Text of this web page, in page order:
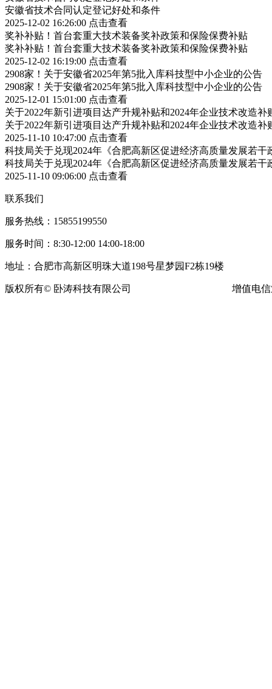
安徽省技术合同认定登记好处和条件
2025-12-02 16:26:00 点击查看
奖补补贴！首台套重大技术装备奖补政策和保险保费补贴
奖补补贴！首台套重大技术装备奖补政策和保险保费补贴
2025-12-02 16:19:00 点击查看
2908家！关于安徽省2025年第5批入库科技型中小企业的公告
2908家！关于安徽省2025年第5批入库科技型中小企业的公告
2025-12-01 15:01:00 点击查看
关于2022年新引进项目达产升规补贴和2024年企业技术改造
关于2022年新引进项目达产升规补贴和2024年企业技术改造
2025-11-10 10:47:00 点击查看
科技局关于兑现2024年《合肥高新区促进经济高质量发展若
科技局关于兑现2024年《合肥高新区促进经济高质量发展若
2025-11-10 09:06:00 点击查看
联系我们
服务热线：15855199550
服务时间：8:30-12:00 14:00-18:00
地址：合肥市高新区明珠大道198号星梦园F2栋19楼
版权所有© 卧涛科技有限公司 增值电